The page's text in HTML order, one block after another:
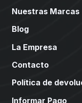
Nuestras Marcas
Blog
La Empresa
Contacto
Política de
Informar Pago